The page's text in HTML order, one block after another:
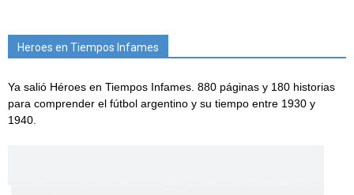
Heroes en Tiempos Infames
Ya salió Héroes en Tiempos Infames. 880 páginas y 180 historias
para comprender el fútbol argentino y su tiempo entre 1930 y
1940.